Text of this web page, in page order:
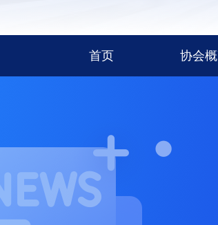
首页 协会